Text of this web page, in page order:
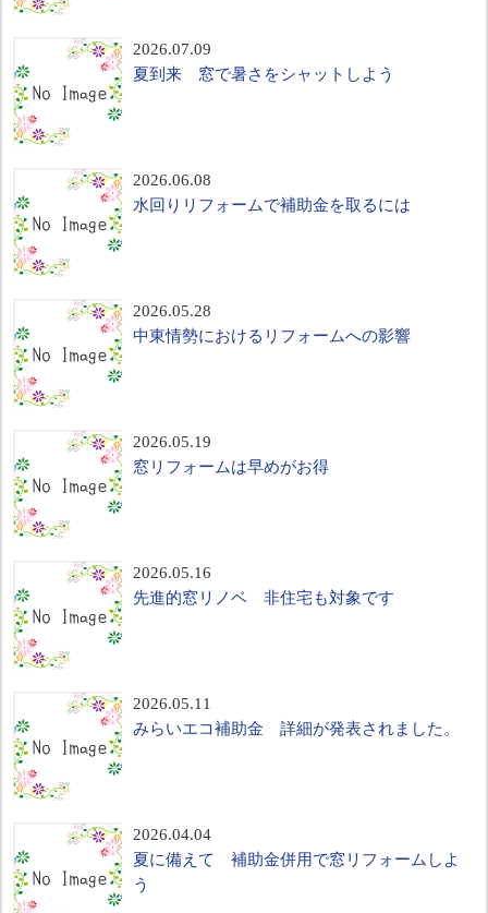
2026.07.09
夏到来 窓で暑さをシャットしよう
2026.06.08
水回りリフォームで補助金を取るには
2026.05.28
中東情勢におけるリフォームへの影響
2026.05.19
窓リフォームは早めがお得
2026.05.16
先進的窓リノベ 非住宅も対象です
2026.05.11
みらいエコ補助金 詳細が発表されました。
2026.04.04
夏に備えて 補助金併用で窓リフォームしよ
う